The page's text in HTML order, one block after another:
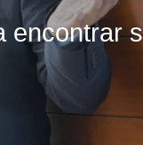
encontrar